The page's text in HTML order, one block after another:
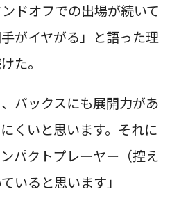
ドオフでの出場が続いて
がイヤがる」と語った理
た。
バックスにも展開力があ
くいと思います。それに
パクトプレーヤー（控え
いると思います」